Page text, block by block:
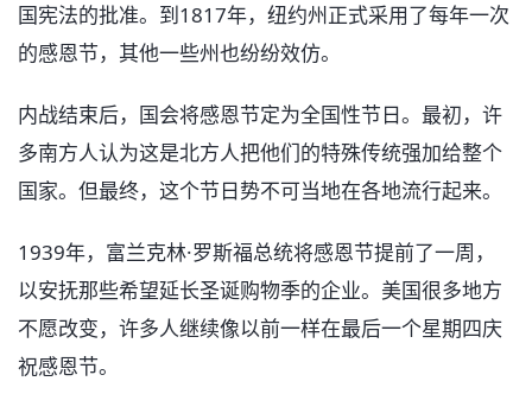
国宪法的批准。到1817年，纽约州正式采用了每年一次
的感恩节，其他一些州也纷纷效仿。
内战结束后，国会将感恩节定为全国性节日。最初，许
多南方人认为这是北方人把他们的特殊传统强加给整个
国家。但最终，这个节日势不可当地在各地流行起来。
1939年，富兰克林·罗斯福总统将感恩节提前了一周，
以安抚那些希望延长圣诞购物季的企业。美国很多地方
不愿改变，许多人继续像以前一样在最后一个星期四庆
祝感恩节。